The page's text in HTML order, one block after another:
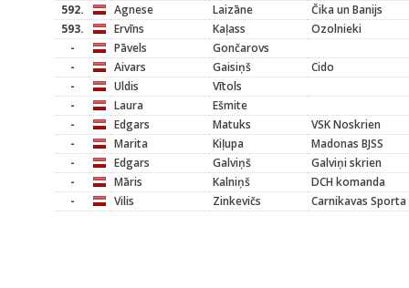
592.
Agnese Laizāne
Čika un Banijs
593.
Ervīns Kaļass
Ozolnieki
-
Pāvels
Gončarovs
-
Aivars Gaisiņš
Cido
-
Uldis
Vītols
-
Laura
Ešmite
-
Edgars Matuks
VSK Noskrien
-
Marita Kiļupa
Madonas BJSS
-
Edgars Galviņš
Galviņi skrien
-
Māris Kalniņš
DCH komanda
-
Vilis Zinkevičs Carnikavas